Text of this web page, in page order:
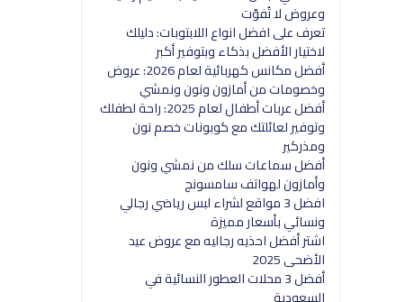
وعروض لا تُفوّت
تعرف على افضل انواع اللابتوبات: دليلك
لاختيار الأفضل بذكاء وبتوفير أكبر
أفضل مكانس كهربائية لعام 2026: عروض
وخصومات من أمازون ونون ونمشي
أفضل عربات أطفال لعام 2025: راحة لطفلك
وتوفير لعائلتك مع كوبونات خصم نون
ومذركير
أفضل سماعات سلك من نمشي ونون
وأمازون لهواتف سامسونج
افضل 3 مواقع لشراء لبس رياضي رجالي
ونسائي بأسعار مميزة
اشتر أفضل احذيه رجاليه مع عروض عيد
الأضحى 2025
أفضل 3 محلات العطور النسائية في
السعودية